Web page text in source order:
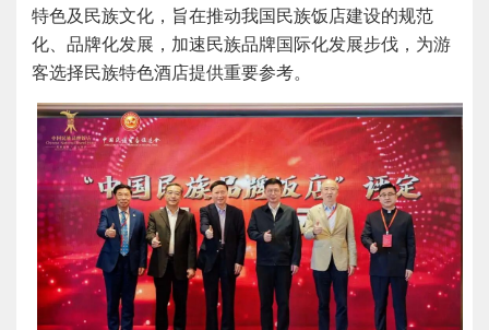
特色及民族文化，旨在推动我国民族饭店建设的规范
化、品牌化发展，加速民族品牌国际化发展步伐，为游
客选择民族特色酒店提供重要参考。